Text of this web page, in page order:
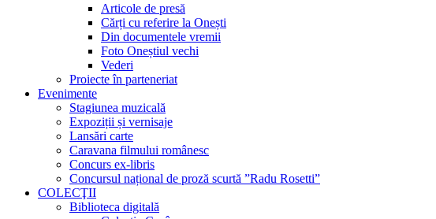
Articole de presă
Cărți cu referire la Onești
Din documentele vremii
Foto Oneștiul vechi
Vederi
Proiecte în parteneriat
Evenimente
Stagiunea muzicală
Expoziții și vernisaje
Lansări carte
Caravana filmului românesc
Concurs ex-libris
Concursul național de proză scurtă ”Radu Rosetti”
COLECŢII
Biblioteca digitală